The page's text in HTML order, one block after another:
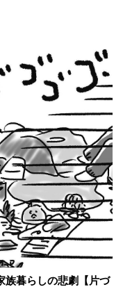
暮らしの悲劇【片づ